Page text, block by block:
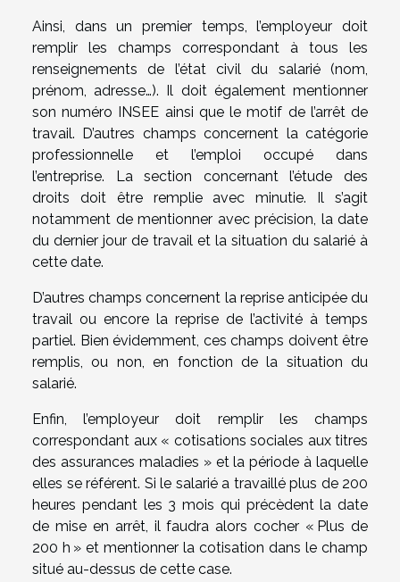
Ainsi, dans un premier temps, l’employeur doit
remplir les champs correspondant à tous les
renseignements de l’état civil du salarié (nom,
prénom, adresse…). Il doit également mentionner
son numéro INSEE ainsi que le motif de l’arrêt de
travail. D’autres champs concernent la catégorie
professionnelle et l’emploi occupé dans
l’entreprise. La section concernant l’étude des
droits doit être remplie avec minutie. Il s’agit
notamment de mentionner avec précision, la date
du dernier jour de travail et la situation du salarié à
cette date.
D’autres champs concernent la reprise anticipée du
travail ou encore la reprise de l’activité à temps
partiel. Bien évidemment, ces champs doivent être
remplis, ou non, en fonction de la situation du
salarié.
Enfin, l’employeur doit remplir les champs
correspondant aux « cotisations sociales aux titres
des assurances maladies » et la période à laquelle
elles se référent. Si le salarié a travaillé plus de 200
heures pendant les 3 mois qui précèdent la date
de mise en arrêt, il faudra alors cocher « Plus de
200 h » et mentionner la cotisation dans le champ
situé au-dessus de cette case.